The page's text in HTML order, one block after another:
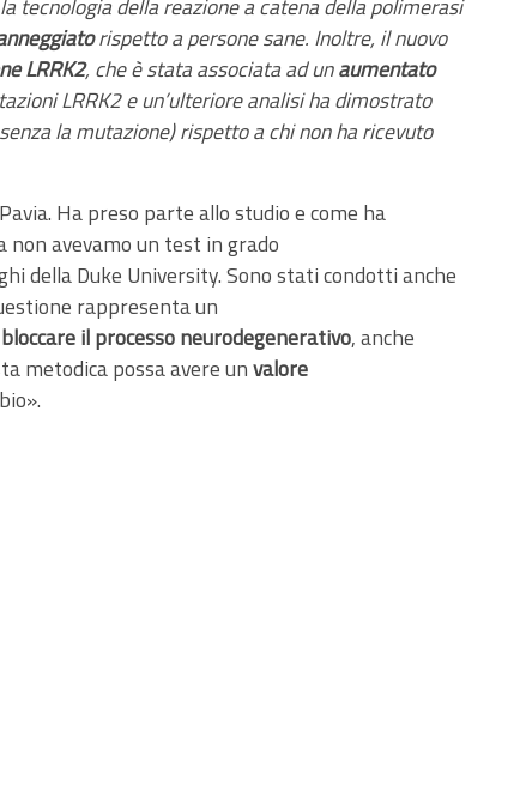
rispetto a persone sane. Inoltre, il nuovo
LRRK2, che è stata associata ad unaumentato
LRRK2 e un’ulteriore analisi ha dimostrato
la mutazione) rispetto a chi non ha ricevuto
Ha preso parte allo studio e come ha
avevamo un test in grado
della Duke University. Sono stati condotti anche
rappresenta un
bloccare il processo neurodegenerativo, anche
metodica possa avere unvalore